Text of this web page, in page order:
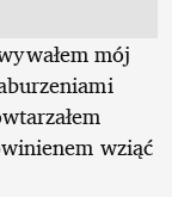
mój
wziąć